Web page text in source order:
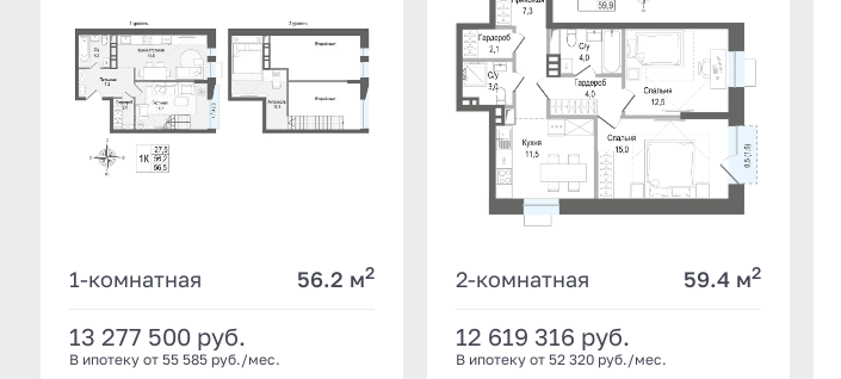
1-комнатная 56.2 м2
13 277 500 руб.
В ипотеку от 55 585 руб./мес.
2-комнатная 59.4 м2
12 619 316 руб.
В ипотеку от 52 320 руб./мес.